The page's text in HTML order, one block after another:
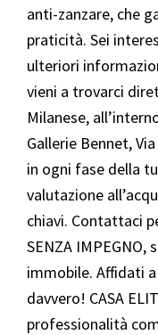
anti-zanzare, che
praticità. Sei
ulteriori
vieni a trovarci
Milanese,
Gallerie Bennet,
in ogni fase della
valutazione
chiavi. Contattaci
SENZA
immobile. Affidati
davvero! CASA
professionalità